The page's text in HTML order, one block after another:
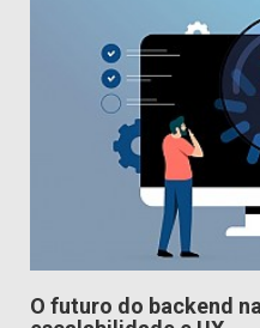
O futuro do backend